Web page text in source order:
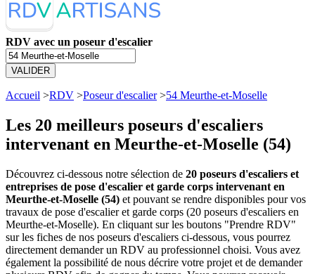
RDV avec un poseur d'escalier
VALIDER
Accueil >RDV >Poseur d'escalier>54 Meurthe-et-Moselle
Les 20 meilleurs poseurs d'escaliers
intervenant en Meurthe-et-Moselle (54)
Découvrez ci-dessous notre sélection de 20 poseurs d'escaliers et
entreprises de pose d'escalier et garde corps intervenant en
Meurthe-et-Moselle (54) et pouvant se rendre disponibles pour vos
travaux de pose d'escalier et garde corps (20 poseurs d'escaliers en
Meurthe-et-Moselle). En cliquant sur les boutons "Prendre RDV"
sur les fiches de nos poseurs d'escaliers ci-dessous, vous pourrez
directement demander un RDV au professionnel choisi. Vous avez
également la possibilité de nous décrire votre projet et de demander